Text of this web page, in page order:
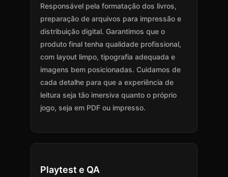
Responsável pela formatação dos livros,
preparação de arquivos para impressão e
distribuição digital. Garantimos que o
produto final tenha qualidade profissional,
com layout limpo, tipografia adequada e
imagens bem posicionadas. Cuidamos de
cada detalhe para que a experiência de
leitura seja tão imersiva quanto o próprio
jogo, seja em PDF ou impresso.
Playtest e QA